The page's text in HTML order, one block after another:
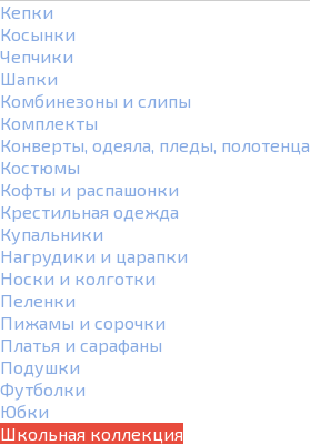
Кепки
Косынки
Чепчики
Шапки
Комбинезоны и слипы
Комплекты
Конверты, одеяла, пледы, полотенца
Костюмы
Кофты и распашонки
Крестильная одежда
Купальники
Нагрудики и царапки
Носки и колготки
Пеленки
Пижамы и сорочки
Платья и сарафаны
Подушки
Футболки
Юбки
Школьная коллекция